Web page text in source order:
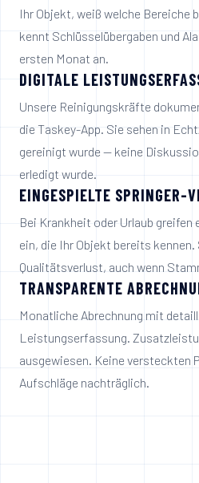
Ihr Objekt, weiß welche Bereiche
kennt Schlüsselübergaben und
ersten Monat an.
DIGITALE
Unsere Reinigungskräfte
die Taskey-App. Sie sehen in
gereinigt wurde — keine
erledigt wurde.
EINGESPIELTE SPRINGER-
Bei Krankheit oder Urlaub
ein, die Ihr Objekt bereits kennen.
Qualitätsverlust, auch wenn
TRANSPARENTE
Monatliche Abrechnung mit
Leistungserfassung.
ausgewiesen. Keine versteckten
Aufschläge nachträglich.